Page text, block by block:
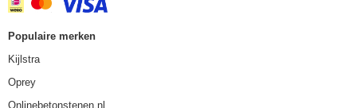
Populaire merken
Kijlstra
Oprey
Onlinebetonstenen.nl